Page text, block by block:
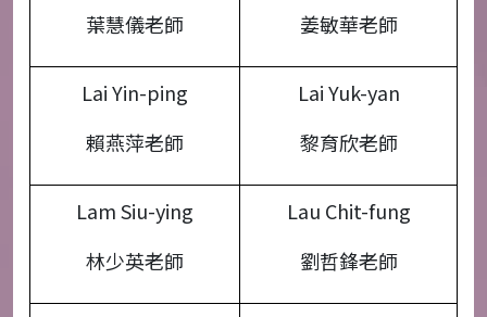
葉慧儀老師
姜敏華老師
Lai Yin-ping
賴燕萍老師
Lai Yuk-yan
黎育欣老師
Lam Siu-ying
林少英老師
Lau Chit-fung
劉哲鋒老師